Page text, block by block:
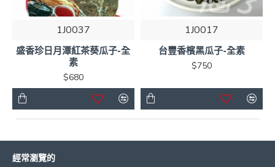
1J0037
盛香珍日月潭紅茶葵瓜子-全
素
$680
1J0017
台豐香檳黑瓜子-全素
$750
經常瀏覽的